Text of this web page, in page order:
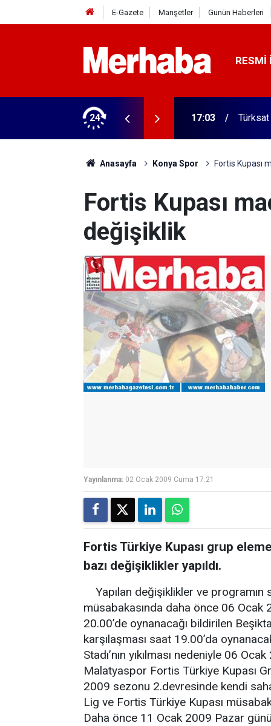
E-Gazete Manşetler Günün Haberleri
RESMI
24 16:57
Anasayfa Konya Spor Fortis Kupası
Fortis Kupası
değişiklik
Yayınlanma: 02 Ocak 2009 Cuma 17:21
Fortis Türkiye Kupası grup
bazı değişiklikler yapıldı.
Yapılan değişiklikler ve
müsabakasında daha önce 06 Ocak
20.00’de oynanacağı bildirilen
karşılaşması saat 19.00’da
Stadı’nın yıkılması nedeniyle 06
Malatyaspor Fortis Türkiye Kupası
2009 sezonu 2.devresinde kendi
Lig ve Fortis Türkiye Kupası
Daha önce 11 Ocak 2009 Pazar